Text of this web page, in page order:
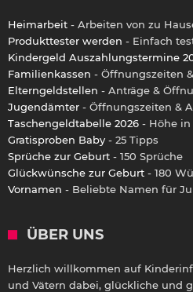
Heimarbeit - Arbeiten von zu
Produkttester werden - Einfach
Kindergeld Auszahlungstermine
Familienkassen - Öffnungszeiten
Elterngeldstellen - Anträge &
Jugendämter - Öffnungszeiten &
Taschengeldtabelle 2026 - Höhe in
Gratisproben Baby - 25 Tipps
Sprüche zur Geburt - 150 Sprüche
Glückwünsche zur Geburt - 180
Vornamen - Beliebte Namen für
ÜBER UNS
Herzlich willkommen auf
und Vätern dabei, glückliche und